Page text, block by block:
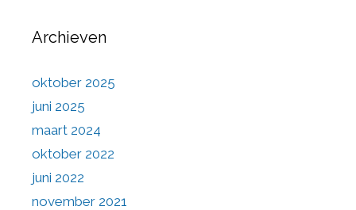
Archieven
oktober 2025
juni 2025
maart 2024
oktober 2022
juni 2022
november 2021